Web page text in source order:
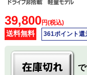
39,800円(税込)
送料無料 361ポイント還
で